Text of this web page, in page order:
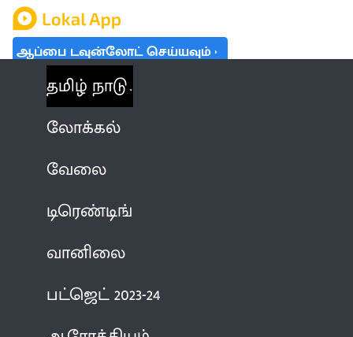
ஆப்பை டவுன்லோட் செய்யவும்
தமிழ் நாடு
லோக்கல்
வேலை
டிரெண்டிங்
வானிலை
பட்ஜெட் 2023-24